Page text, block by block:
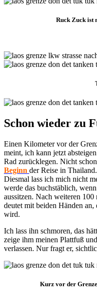
Ruck Zuck ist
Schon wieder zu
Einen Kilometer vor der
meint, ich kann jetzt
Rad zurücklegen. Nicht
Beginn der Reise in
Diesmal lass ich mich nicht
werde das buchstäblich,
aussitzen. Nach weiteren
deutet mit beiden Händen
wird.
Ich lass ihn schmoren, das
zeige ihm meinen Plattfuß
verlassen. Nur fragt er,
Kurz vor der